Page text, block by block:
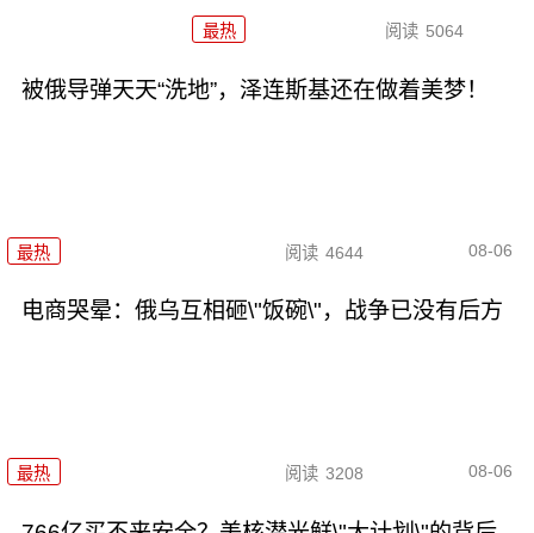
最热 阅读 5064
被俄导弹天天“洗地”，泽连斯基还在做着美梦！
最热 阅读 4644 08-06
电商哭晕：俄乌互相砸\"饭碗\"，战争已没有后方
最热 阅读 3208 08-06